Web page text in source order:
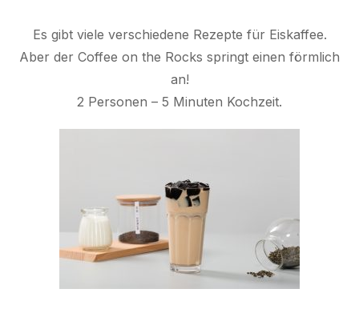
Es gibt viele verschiedene Rezepte für Eiskaffee.
Aber der Coffee on the Rocks springt einen förmlich
an!
2 Personen – 5 Minuten Kochzeit.